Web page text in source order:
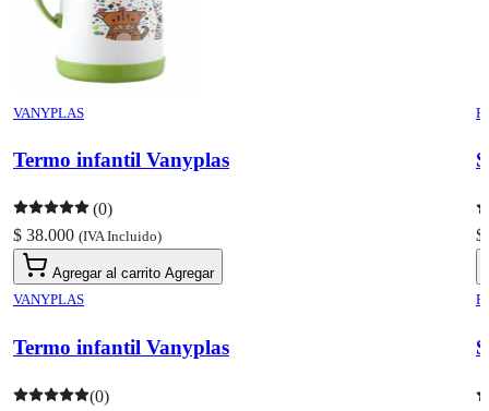
VANYPLAS
Termo infantil Vanyplas
(0)
$ 38.000 (IVA Incluido)
Agregar al carrito Agregar
VANYPLAS
Termo infantil Vanyplas
(0)
$